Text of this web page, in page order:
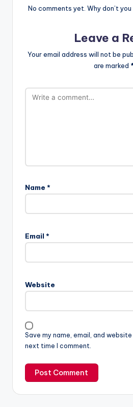
No comments yet. Why don’t
Leave a
Your email address will not be
are marked
Name *
Email *
Website
Save my name, email, and
next time I comment.